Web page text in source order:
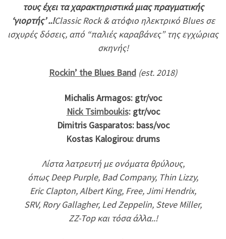
τους έχει τα χαρακτηριστικά μιας πραγματικής
‘γιορτής’ ..!Classic Rock & ατόφιο ηλεκτρικό Blues σε
ισχυρές δόσεις, από “παλιές καραβάνες” της εγχώριας
σκηνής!
Rockin’ the Blues Band (est. 2018)
Μichalis Armagos: gtr/voc
Nick Tsimboukis: gtr/voc
Dimitris Gasparatos: bass/voc
Kostas Kalogirou: drums
Λίστα λατρευτή με ονόματα θρύλους,
όπως Deep Purple, Bad Company, Thin Lizzy,
Eric Clapton, Albert King, Free, Jimi Hendrix,
SRV, Rory Gallagher, Led Zeppelin, Steve Miller,
ZZ-Top και τόσα άλλα..!